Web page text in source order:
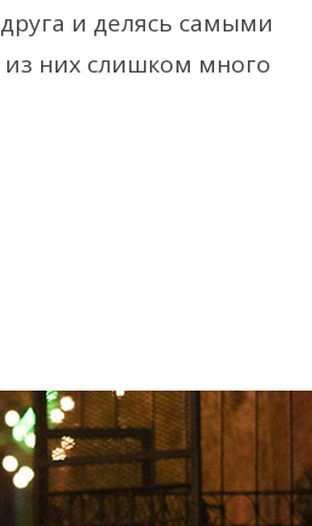
и делясь самыми
них слишком много